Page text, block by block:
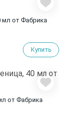
мл от Фабрика
Купить
от Фабрика